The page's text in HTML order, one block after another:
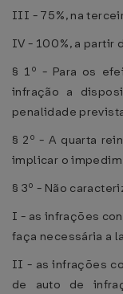
III - 75%, na
IV - 100%, a partir
§ 1º - Para os
infração a
penalidade
§ 2º - A quarta
implicar o
§ 3º - Não
I - as infrações
faça necessária a
II - as infrações
de auto de